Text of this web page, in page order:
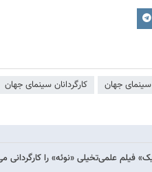
سینمای جهان کارگردانان سینمای جهان
فیلم علمی‌تخیلی «نوئه» را کارگردانی